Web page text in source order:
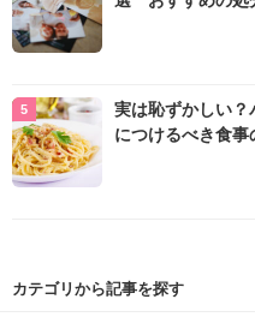
実は恥ずかしい？
につけるべき食事
カテゴリから記事を探す